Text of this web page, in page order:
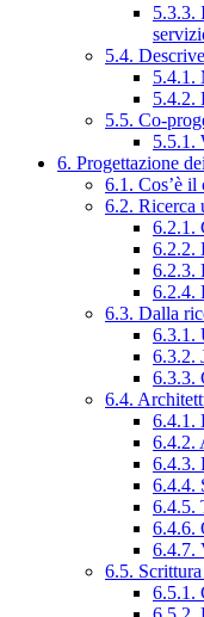
5.3.3.
5.4.
5.4.1.
5.4.2.
5.5. Co-
5.5.1.
6. Progettazione
6.1. Cos’è il
6.2. Ricerca
6.2.1.
6.2.2.
6.2.3.
6.2.4.
6.3. Dalla
6.3.1.
6.3.2.
6.3.3.
6.4.
6.4.1.
6.4.2.
6.4.3.
6.4.4.
6.4.5.
6.4.6.
6.4.7.
6.5.
6.5.1.